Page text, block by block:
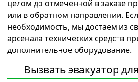
целом до отмеченной в заказе
или в обратном направлении.
необходимость, мы достаем из
арсенала технических средств
дополнительное оборудование.
Вызвать эвакуатор